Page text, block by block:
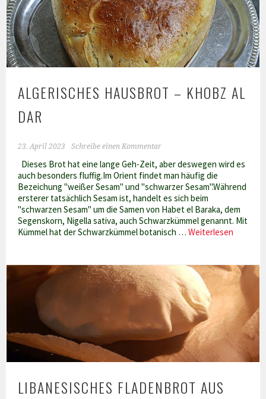
ALGERISCHES HAUSBROT – KHOBZ AL
DAR
23. April 2023 Schreibe einen Kommentar
Dieses Brot hat eine lange Geh-Zeit, aber deswegen wird es
auch besonders fluffig.Im Orient findet man häufig die
Bezeichung "weißer Sesam" und "schwarzer Sesam".Während
ersterer tatsächlich Sesam ist, handelt es sich beim
"schwarzen Sesam" um die Samen von Habet el Baraka, dem
Segenskorn, Nigella sativa, auch Schwarzkümmel genannt. Mit
Kümmel hat der Schwarzkümmel botanisch …Weiterlesen
Khobz
al
Dar
LIBANESISCHES FLADENBROT AUS